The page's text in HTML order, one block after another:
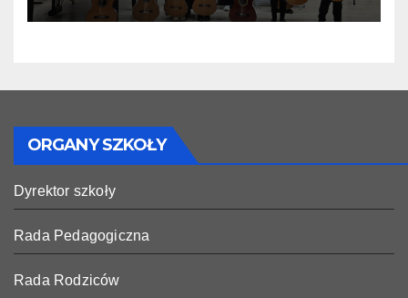
ORGANY SZKOŁY
Dyrektor szkoły
Rada Pedagogiczna
Rada Rodziców